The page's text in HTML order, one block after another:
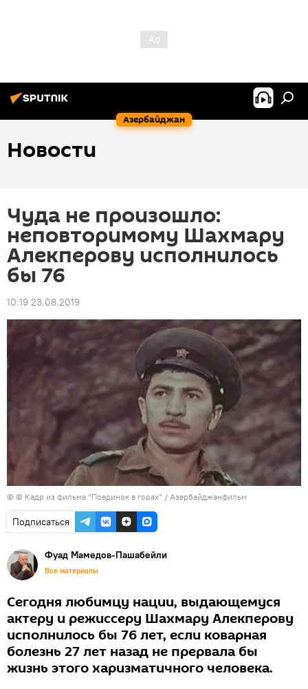
Азербайджан
Новости
Чуда не произошло:
неповторимому Шахмару
Алекперову исполнилось
бы 76
10:19 23.08.2019
© © Кадр из фильма "Поединок в горах" / Азербайджанфильм
Подписаться
Фуад Мамедов-Пашабейли
Все материалы
Сегодня любимцу нации, выдающемуся
актеру и режиссеру Шахмару Алекперову
исполнилось бы 76 лет, если коварная
болезнь 27 лет назад не прервала бы
жизнь этого харизматичного человека.